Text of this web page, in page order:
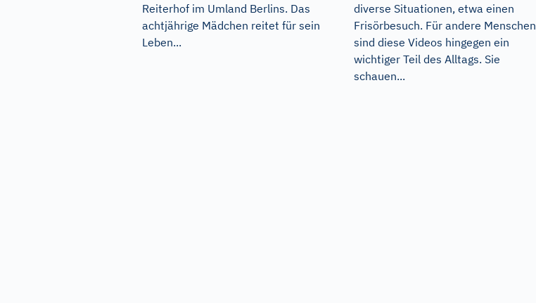
Reiterhof im Umland Berlins. Das
achtjährige Mädchen reitet für sein
Leben...
diverse Situationen, etwa einen
Frisörbesuch. Für andere Menschen
sind diese Videos hingegen ein
wichtiger Teil des Alltags. Sie
schauen...